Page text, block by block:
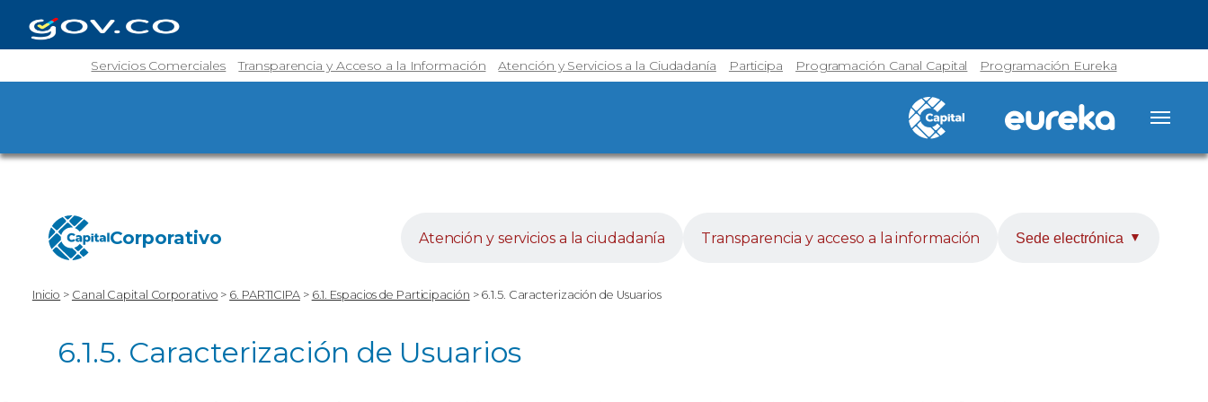
Servicios Comerciales Transparencia y Acceso a la Información Atención y Servicios a la Ciudadanía Participa Programación Canal Capital Programación Eureka
Corporativo Atención y servicios a la ciudadanía Transparencia y acceso a la información Sede electrónica ▼
Inicio > Canal Capital Corporativo > 6. PARTICIPA> 6.1. Espacios de Participación > 6.1.5. Caracterización de Usuarios
6.1.5. Caracterización de Usuarios